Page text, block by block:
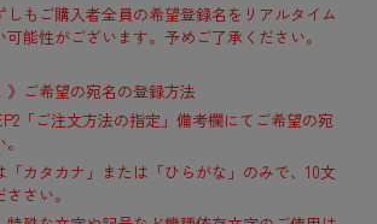
もご購入者全員の希望登録名をリアルタイム
能性がございます。予めご了承ください。
》ご希望の宛名の登録方法
「ご注文方法の指定」備考欄にてご希望の宛
カタカナ」または「ひらがな」のみで、10文
さい。